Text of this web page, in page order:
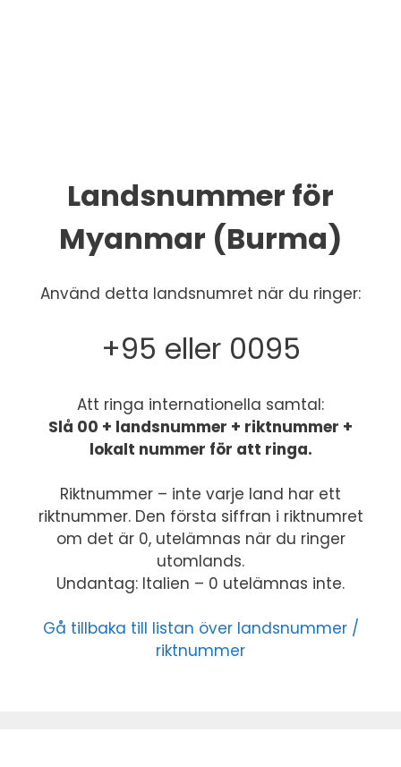
Landsnummer för
Myanmar (Burma)
Använd detta landsnumret när du ringer:
+95 eller 0095
Att ringa internationella samtal:
Slå 00 + landsnummer + riktnummer +
lokalt nummer för att ringa.
Riktnummer – inte varje land har ett
riktnummer. Den första siffran i riktnumret
om det är 0, utelämnas när du ringer
utomlands.
Undantag: Italien – 0 utelämnas inte.
Gå tillbaka till listan över landsnummer /
riktnummer